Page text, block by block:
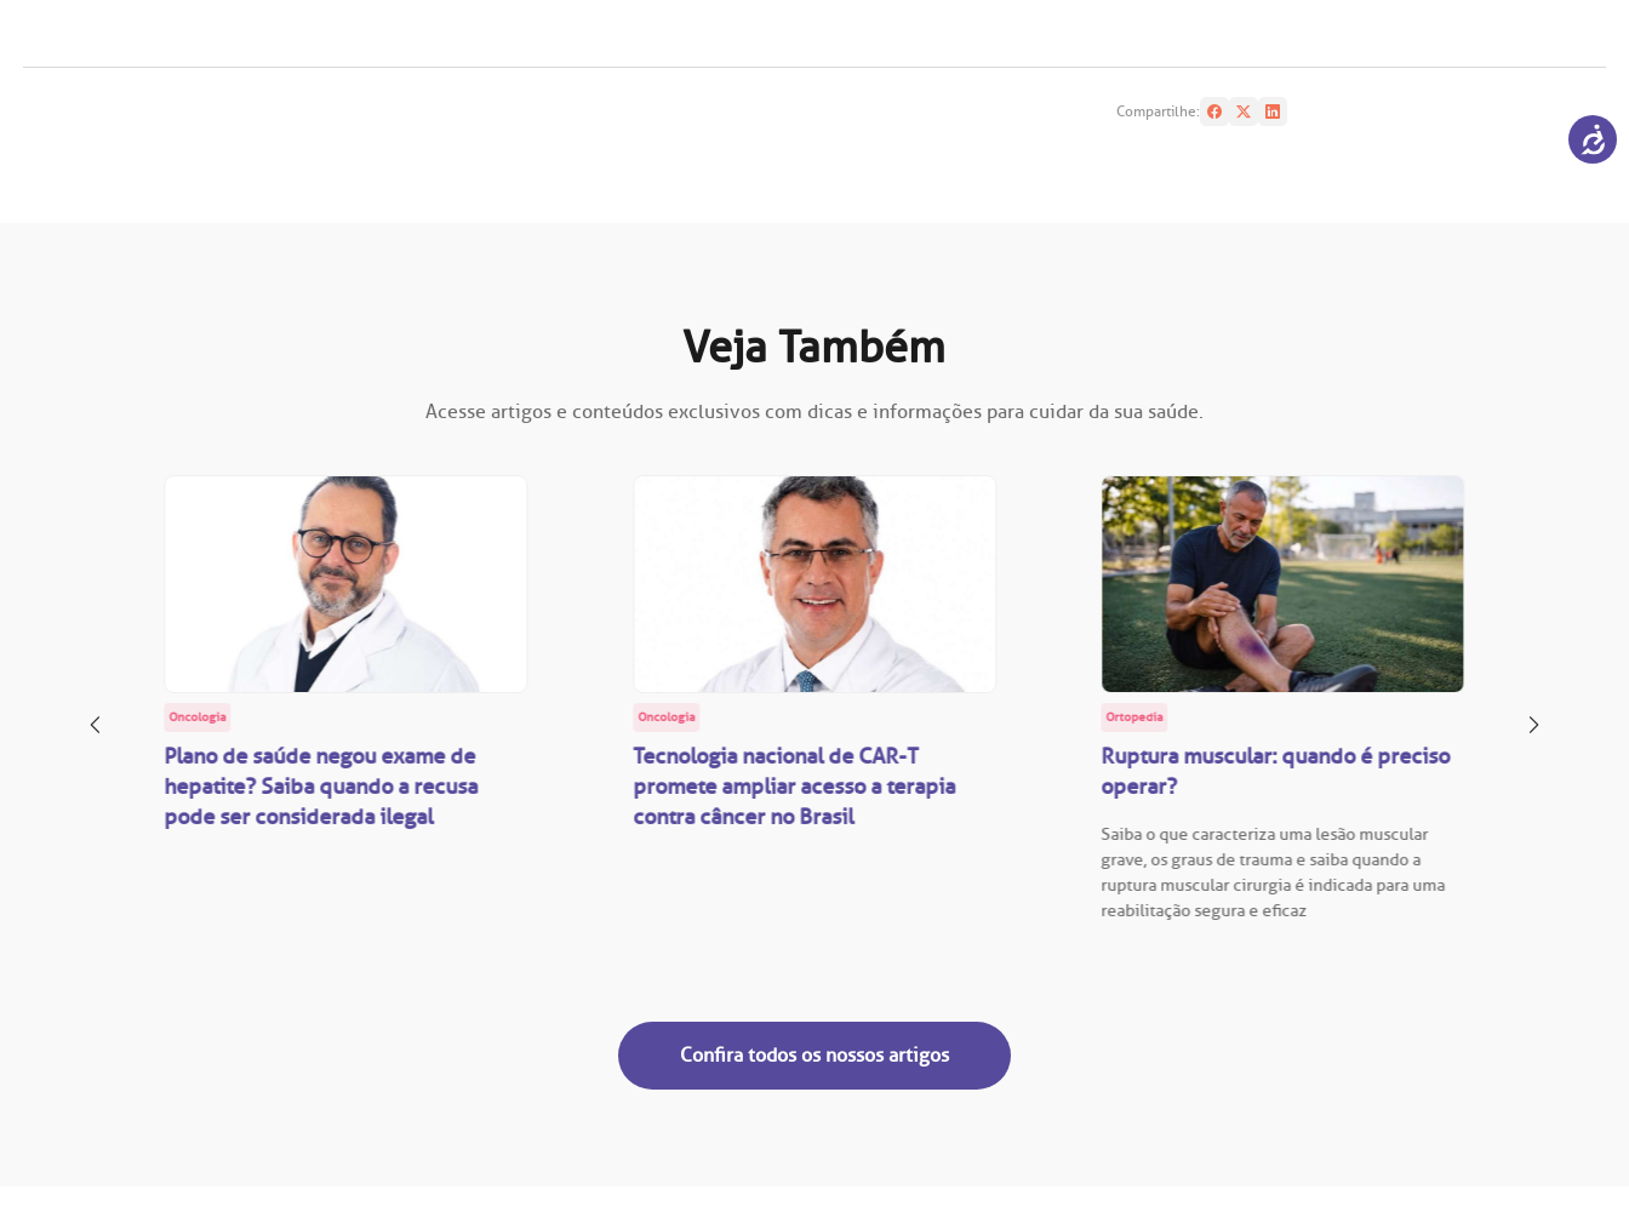
Compartilhe:
Veja Também
Acesse artigos e conteúdos exclusivos com dicas e informações para cuidar da sua saúde.
Oncologia
Plano de saúde negou exame de
hepatite? Saiba quando a recusa
pode ser considerada ilegal
Oncologia
Tecnologia nacional de CAR-T
promete ampliar acesso a terapia
contra câncer no Brasil
Ortopedia
Ruptura muscular: quando é preciso
operar?
Saiba o que caracteriza uma lesão muscular
grave, os graus de trauma e saiba quando a
ruptura muscular cirurgia é indicada para uma
reabilitação segura e eficaz
Confira todos os nossos artigos